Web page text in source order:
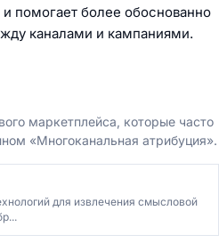
помогает более обоснованно
каналами и кампаниями.
маркетплейса, которые часто
«Многоканальная атрибуция».
для извлечения смысловой